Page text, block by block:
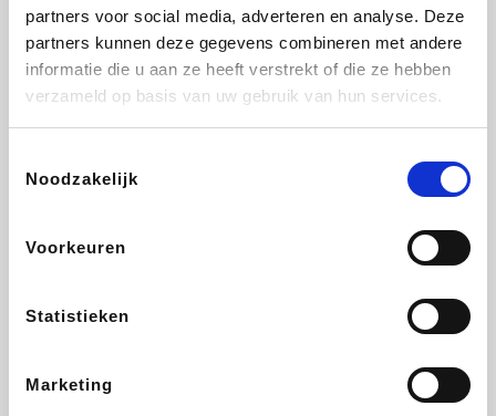
partners voor social media, adverteren en analyse. Deze
partners kunnen deze gegevens combineren met andere
informatie die u aan ze heeft verstrekt of die ze hebben
verzameld op basis van uw gebruik van hun services.
Noodzakelijk
Voorkeuren
Statistieken
Marketing
DectDirect
Brussels Airlines
EuroGifts Get Your Guide